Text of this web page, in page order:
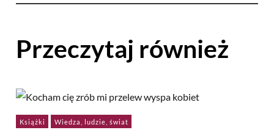
Przeczytaj również
Książki Wiedza, ludzie, świat